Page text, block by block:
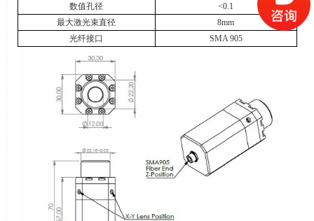
数值孔径
<0.1
最大激光束直径
8mm
光纤接口
SMA 905